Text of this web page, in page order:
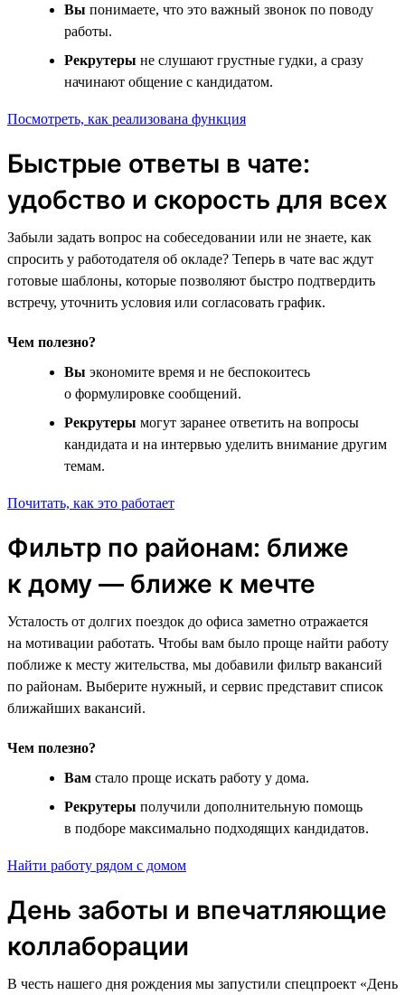
Вы понимаете, что это важный звонок по поводу
работы.
Рекрутеры не слушают грустные гудки, а сразу
начинают общение с кандидатом.
Посмотреть, как реализована функция
Быстрые ответы в чате:
удобство и скорость для всех
Забыли задать вопрос на собеседовании или не знаете, как
спросить у работодателя об окладе? Теперь в чате вас ждут
готовые шаблоны, которые позволяют быстро подтвердить
встречу, уточнить условия или согласовать график.
Чем полезно?
Вы экономите время и не беспокоитесь
о формулировке сообщений.
Рекрутеры могут заранее ответить на вопросы
кандидата и на интервью уделить внимание другим
темам.
Почитать, как это работает
Фильтр по районам: ближе
к дому — ближе к мечте
Усталость от долгих поездок до офиса заметно отражается
на мотивации работать. Чтобы вам было проще найти работу
поближе к месту жительства, мы добавили фильтр вакансий
по районам. Выберите нужный, и сервис представит список
ближайших вакансий.
Чем полезно?
Вам стало проще искать работу у дома.
Рекрутеры получили дополнительную помощь
в подборе максимально подходящих кандидатов.
Найти работу рядом с домом
День заботы и впечатляющие
коллаборации
В честь нашего дня рождения мы запустили спецпроект «День